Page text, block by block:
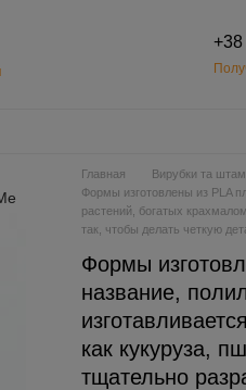
+38
Главная Вирубки та
Формы изготовлены из PLA
растений, богатых
так, чтобы делать четкую
Формы
название,
как кукуруза,
тщательно